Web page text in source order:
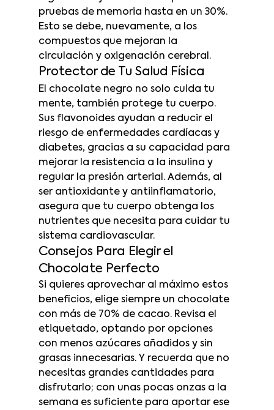
pruebas de memoria hasta en un 30%.
Esto se debe, nuevamente, a los
compuestos que mejoran la
circulación y oxigenación cerebral.
Protector de Tu Salud Física
El chocolate negro no solo cuida tu
mente, también protege tu cuerpo.
Sus flavonoides ayudan a reducir el
riesgo de enfermedades cardíacas y
diabetes, gracias a su capacidad para
mejorar la resistencia a la insulina y
regular la presión arterial. Además, al
ser antioxidante y antiinflamatorio,
asegura que tu cuerpo obtenga los
nutrientes que necesita para cuidar tu
sistema cardiovascular.
Consejos Para Elegir el
Chocolate Perfecto
Si quieres aprovechar al máximo estos
beneficios, elige siempre un chocolate
con más de 70% de cacao. Revisa el
etiquetado, optando por opciones
con menos azúcares añadidos y sin
grasas innecesarias. Y recuerda que no
necesitas grandes cantidades para
disfrutarlo; con unas pocas onzas a la
semana es suficiente para aportar ese